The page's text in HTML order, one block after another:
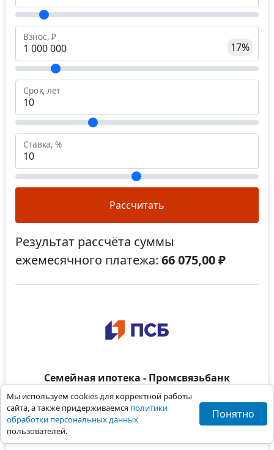
Мы используем cookies для корректной работы
сайта, а также придерживаемся политики
обработки персональных данных
пользователей.
Понятно
Взнос, ₽
17%
Срок, лет
Ставка, %
Рассчитать
Результат рассчёта суммы
ежемесячного платежа: 66 075,00 ₽
Семейная ипотека - Промсвязьбанк
Ставка
Первоначальный взнос
Срок, лет
3 - 30
Платёж